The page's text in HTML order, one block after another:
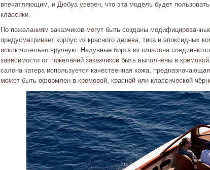
впечатляющим, и Дюбуа уверен, что эта модель будет
классики.
По пожеланиям заказчиков могут быть созданы
предусматривает корпус из красного дерева, тика и эпоксидных
исключительно вручную. Надувные борта из гипалона
зависимости от пожеланий заказчиков быть выполнены в
салона катера используется качественная кожа,
может быть оформлен в кремовой, красной или классической